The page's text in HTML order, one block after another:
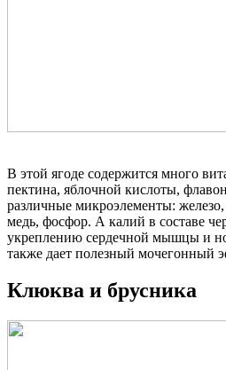
В этой ягоде содержится много
пектина, яблочной кислоты,
различные микроэлементы:
медь, фосфор. А калий в составе
укреплению сердечной мышцы и
также дает полезный мочегонный
Клюква и брусника